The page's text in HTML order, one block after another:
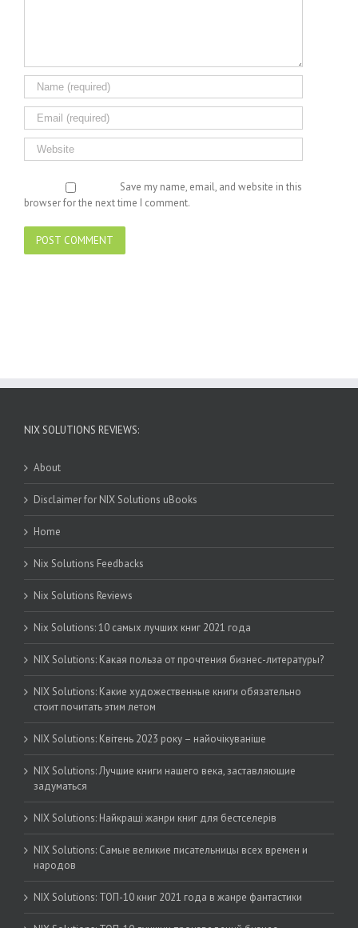
Save my name, email, and website in this
browser for the next time I comment.
NIX SOLUTIONS REVIEWS:
About
Disclaimer for NIX Solutions uBooks
Home
Nix Solutions Feedbacks
Nix Solutions Reviews
Nix Solutions: 10 самых лучших книг 2021 года
NIX Solutions: Какая польза от прочтения бизнес-литературы?
NIX Solutions: Какие художественные книги обязательно
стоит почитать этим летом
NIX Solutions: Квітень 2023 року – найочікуваніше
NIX Solutions: Лучшие книги нашего века, заставляющие
задуматься
NIX Solutions: Найкращі жанри книг для бестселерів
NIX Solutions: Самые великие писательницы всех времен и
народов
NIX Solutions: ТОП-10 книг 2021 года в жанре фантастики